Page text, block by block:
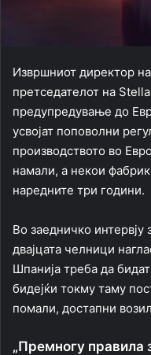
Извршниот директор
претседателот на
предупредување до
усвојат поповолни
производството во
намали, а некои
наредните три години.
Во заедничко интервју
двајцата челници
Шпанија треба да
бидејќи токму таму
помали, достапни
„Премногу правила